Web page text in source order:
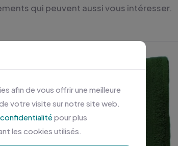
qui peuvent aussi vous intéresser.
afin de vous offrir une meilleure
votre visite sur notre site web.
pour plus
les cookies utilisés.